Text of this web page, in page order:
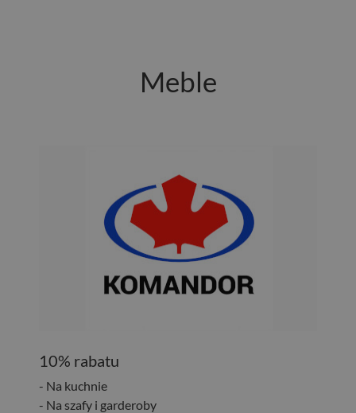
Meble
10% rabatu
- Na kuchnie
- Na szafy i garderoby